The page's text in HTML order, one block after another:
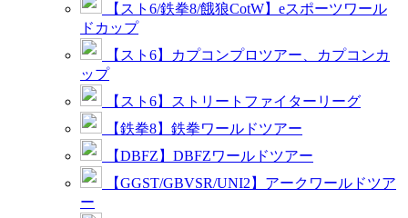
【スト6/鉄拳8/餓狼CotW】eスポーツワール
ドカップ
【スト6】カプコンプロツアー、カプコンカ
ップ
【スト6】ストリートファイターリーグ
【鉄拳8】鉄拳ワールドツアー
【DBFZ】DBFZワールドツアー
【GGST/GBVSR/UNI2】アークワールドツア
ー